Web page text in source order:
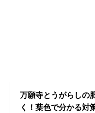
万願寺とうがらしの
く！葉色で分かる対